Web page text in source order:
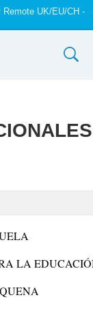
UK/EU/CH -
LA